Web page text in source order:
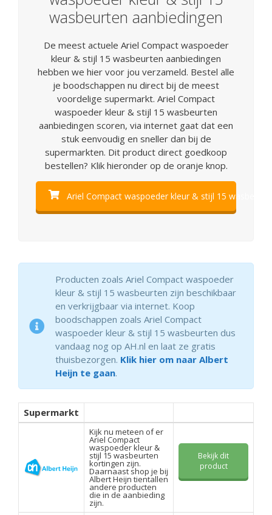
wasbeurten aanbiedingen
De meest actuele Ariel Compact waspoeder
kleur & stijl 15 wasbeurten aanbiedingen
hebben we hier voor jou verzameld. Bestel alle
je boodschappen nu direct bij de meest
voordelige supermarkt. Ariel Compact
waspoeder kleur & stijl 15 wasbeurten
aanbiedingen scoren, via internet gaat dat een
stuk eenvoudig en sneller dan bij de
supermarkten. Dit product direct goedkoop
bestellen? Klik hieronder op de oranje knop.
Ariel Compact waspoeder kleur & stijl 15
Producten zoals Ariel Compact waspoeder
kleur & stijl 15 wasbeurten zijn beschikbaar
en verkrijgbaar via internet. Koop
boodschappen zoals Ariel Compact
waspoeder kleur & stijl 15 wasbeurten dus
vandaag nog op AH.nl en laat ze gratis
thuisbezorgen. Klik hier om naar Albert
Heijn te gaan.
Supermarkt
Kijk nu meteen of er
Ariel Compact
waspoeder kleur &
stijl 15 wasbeurten
kortingen zijn.
Daarnaast shop je bij
Albert Heijn tientallen
andere producten
die in de aanbieding
zijn.
Bekijk dit
product